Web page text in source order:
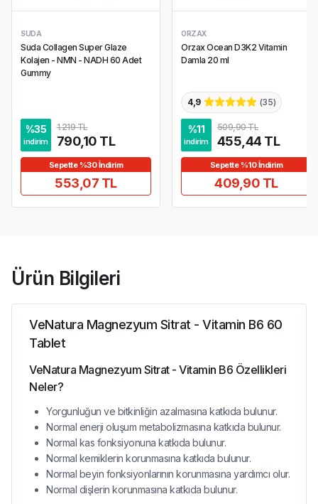
SUDA
Suda Collagen Super Glaze
Kolajen - NMN - NADH 60 Adet
Gummy
%35
indirim
1.219 TL
790,10 TL
Sepette %30 İndirim
553,07 TL
ORZAX
Orzax Ocean D3K2 Vitamin
Damla 20 ml
4,9 (35)
%11
indirim
509,90 TL
455,44 TL
Sepette %10 İndirim
409,90 TL
Ürün Bilgileri
VeNatura Magnezyum Sitrat - Vitamin B6 60
Tablet
VeNatura Magnezyum Sitrat - Vitamin B6 Özellikleri
Neler?
Yorgunluğun ve bitkinliğin azalmasına katkıda bulunur.
Normal enerji oluşum metabolizmasına katkıda bulunur.
Normal kas fonksiyonuna katkıda bulunur.
Normal kemiklerin korunmasına katkıda bulunur.
Normal beyin fonksiyonlarının korunmasına yardımcı olur.
Normal dişlerin korunmasına katkıda bulunur.